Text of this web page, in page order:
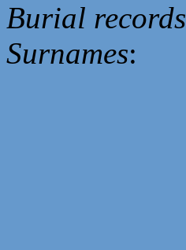
Burial records
Surnames: